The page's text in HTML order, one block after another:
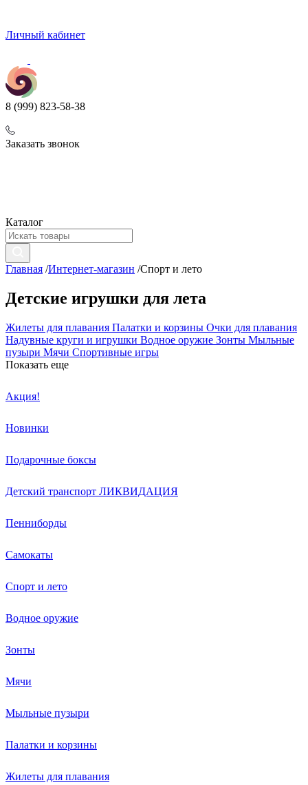
Личный кабинет
8 (999) 823-58-38
Заказать звонок
Каталог
Главная /Интернет-магазин /Спорт и лето
Детские игрушки для лета
Жилеты для плавания Палатки и корзины Очки для плавания
Надувные круги и игрушки Водное оружие Зонты Мыльные
пузыри Мячи Спортивные игры
Показать еще
Акция!
Новинки
Подарочные боксы
Детский транспорт ЛИКВИДАЦИЯ
Пенниборды
Самокаты
Спорт и лето
Водное оружие
Зонты
Мячи
Мыльные пузыри
Палатки и корзины
Жилеты для плавания